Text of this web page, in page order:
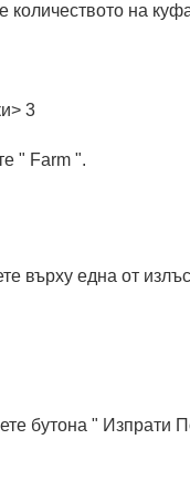
количеството на
3
" Farm ".
върху една от
бутона " Изпрати